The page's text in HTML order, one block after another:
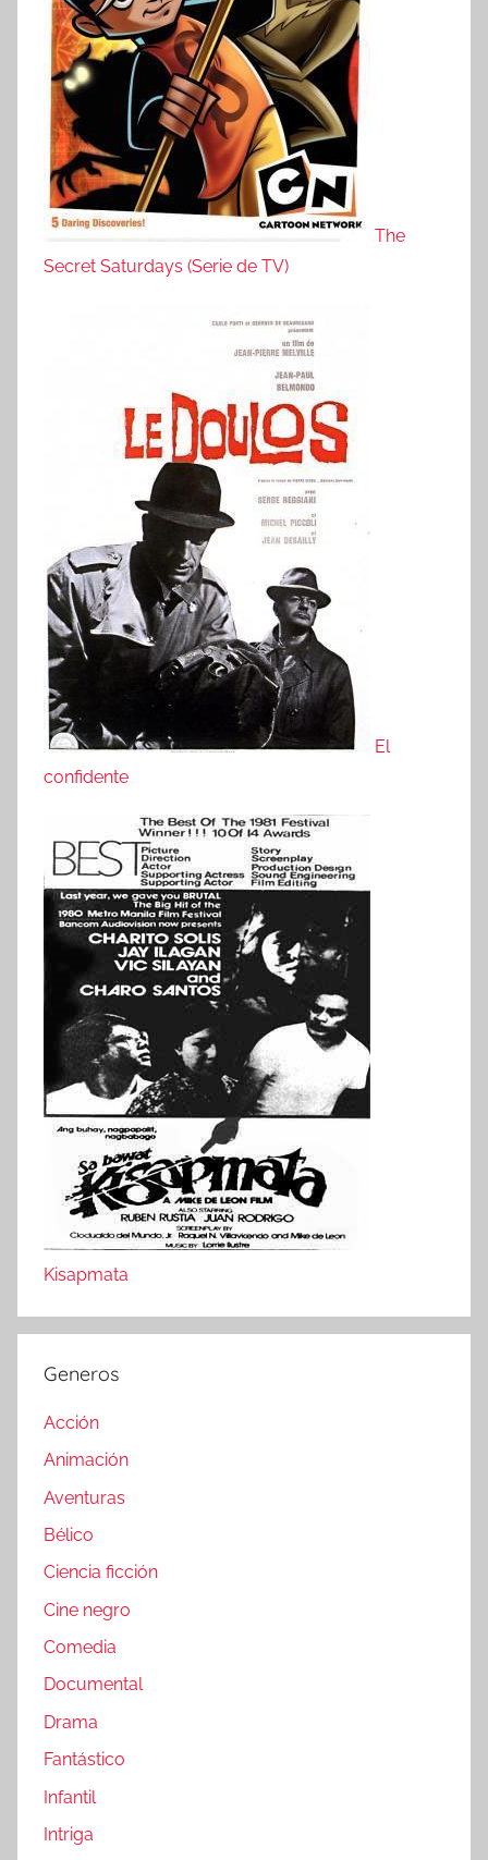
The
Secret Saturdays (Serie de TV)
El
confidente
Kisapmata
Generos
Acción
Animación
Aventuras
Bélico
Ciencia ficción
Cine negro
Comedia
Documental
Drama
Fantástico
Infantil
Intriga